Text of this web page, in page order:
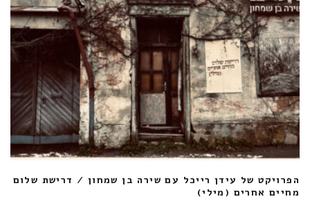
הפרויקט של עידן רייכל עם שירה בן שמחון / דרישת שלום
מחיים אחרים (מילי)